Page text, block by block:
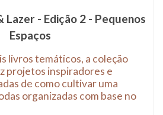
Lazer - Edição 2 - Pequenos
Espaços
livros temáticos, a coleção
projetos inspiradores e
de como cultivar uma
organizadas com base no